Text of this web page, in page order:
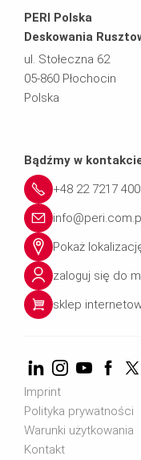
PERI Polska
Deskowania
ul. Stołeczna 62
05-860 Płochocin
Polska
Bądźmy w
+48 22 7217 400
Pokaż
zaloguj się do
sklep
Imprint
Polityka prywatności
Warunki użytkowania
Kontakt